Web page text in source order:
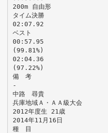
200m 自由形
タイム決勝
02:07.92
ベスト
00:57.95
(99.81%)
02:04.36
(97.22%)
備 考
-
中路 尋貴
兵庫地域Ａ・ＡＡ級大会
2012年度生 21歳
2014年11月16日
種 目